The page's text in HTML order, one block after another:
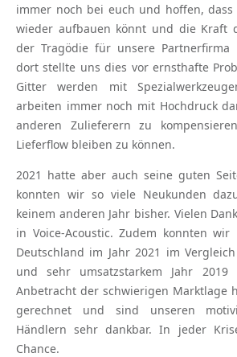
immer noch bei euch und hoffen,
wieder aufbauen könnt und die Kraft
der Tragödie für unsere Partnerfirma
dort stellte uns dies vor ernsthafte
Gitter werden mit
arbeiten immer noch mit Hochdruck
anderen Zulieferern zu
Lieferflow bleiben zu können.
2021 hatte aber auch seine guten
konnten wir so viele Neukunden
keinem anderen Jahr bisher. Vielen
in Voice-Acoustic. Zudem konnten
Deutschland im Jahr 2021 im
und sehr umsatzstarkem Jahr
Anbetracht der schwierigen Marktlage
gerechnet und sind unseren
Händlern sehr dankbar. In jeder
Chance.